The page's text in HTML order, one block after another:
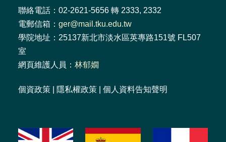
聯絡電話：02-2621-5656 轉 2333, 2332
電郵信箱： ger@mail.tku.edu.tw
學院地址：25137新北市淡水區英專路151號 FL507
室
網頁維護人員： 林郁嫺
個資政策 隱私權政策 個人資料告知聲明